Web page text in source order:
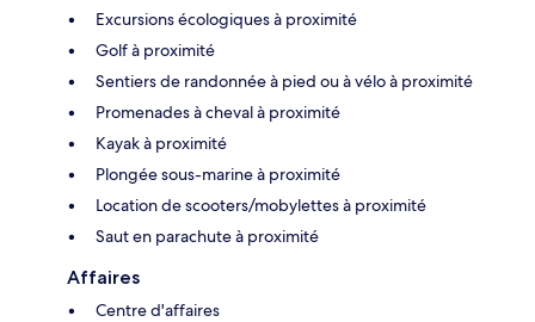
Excursions écologiques à proximité
Golf à proximité
Sentiers de randonnée à pied ou à vélo à proximité
Promenades à cheval à proximité
Kayak à proximité
Plongée sous-marine à proximité
Location de scooters/mobylettes à proximité
Saut en parachute à proximité
Affaires
Centre d'affaires